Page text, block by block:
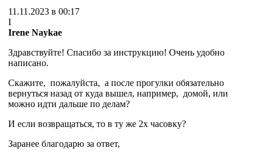
11.11.2023 в 00:17
I
Irene Naykae
Здравствуйте! Спасибо за инструкцию! Очень удобно
написано.
Скажите, пожалуйста, а после прогулки обязательно
вернуться назад от куда вышел, например, домой, или
можно идти дальше по делам?
И если возвращаться, то в ту же 2х часовку?
Заранее благодарю за ответ,